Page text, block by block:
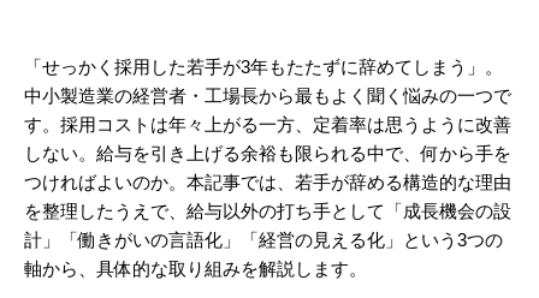
「せっかく採用した若手が3年もたたずに辞めてしまう」。
中小製造業の経営者・工場長から最もよく聞く悩みの一つで
す。採用コストは年々上がる一方、定着率は思うように改善
しない。給与を引き上げる余裕も限られる中で、何から手を
つければよいのか。本記事では、若手が辞める構造的な理由
を整理したうえで、給与以外の打ち手として「成長機会の設
計」「働きがいの言語化」「経営の見える化」という3つの
軸から、具体的な取り組みを解説します。